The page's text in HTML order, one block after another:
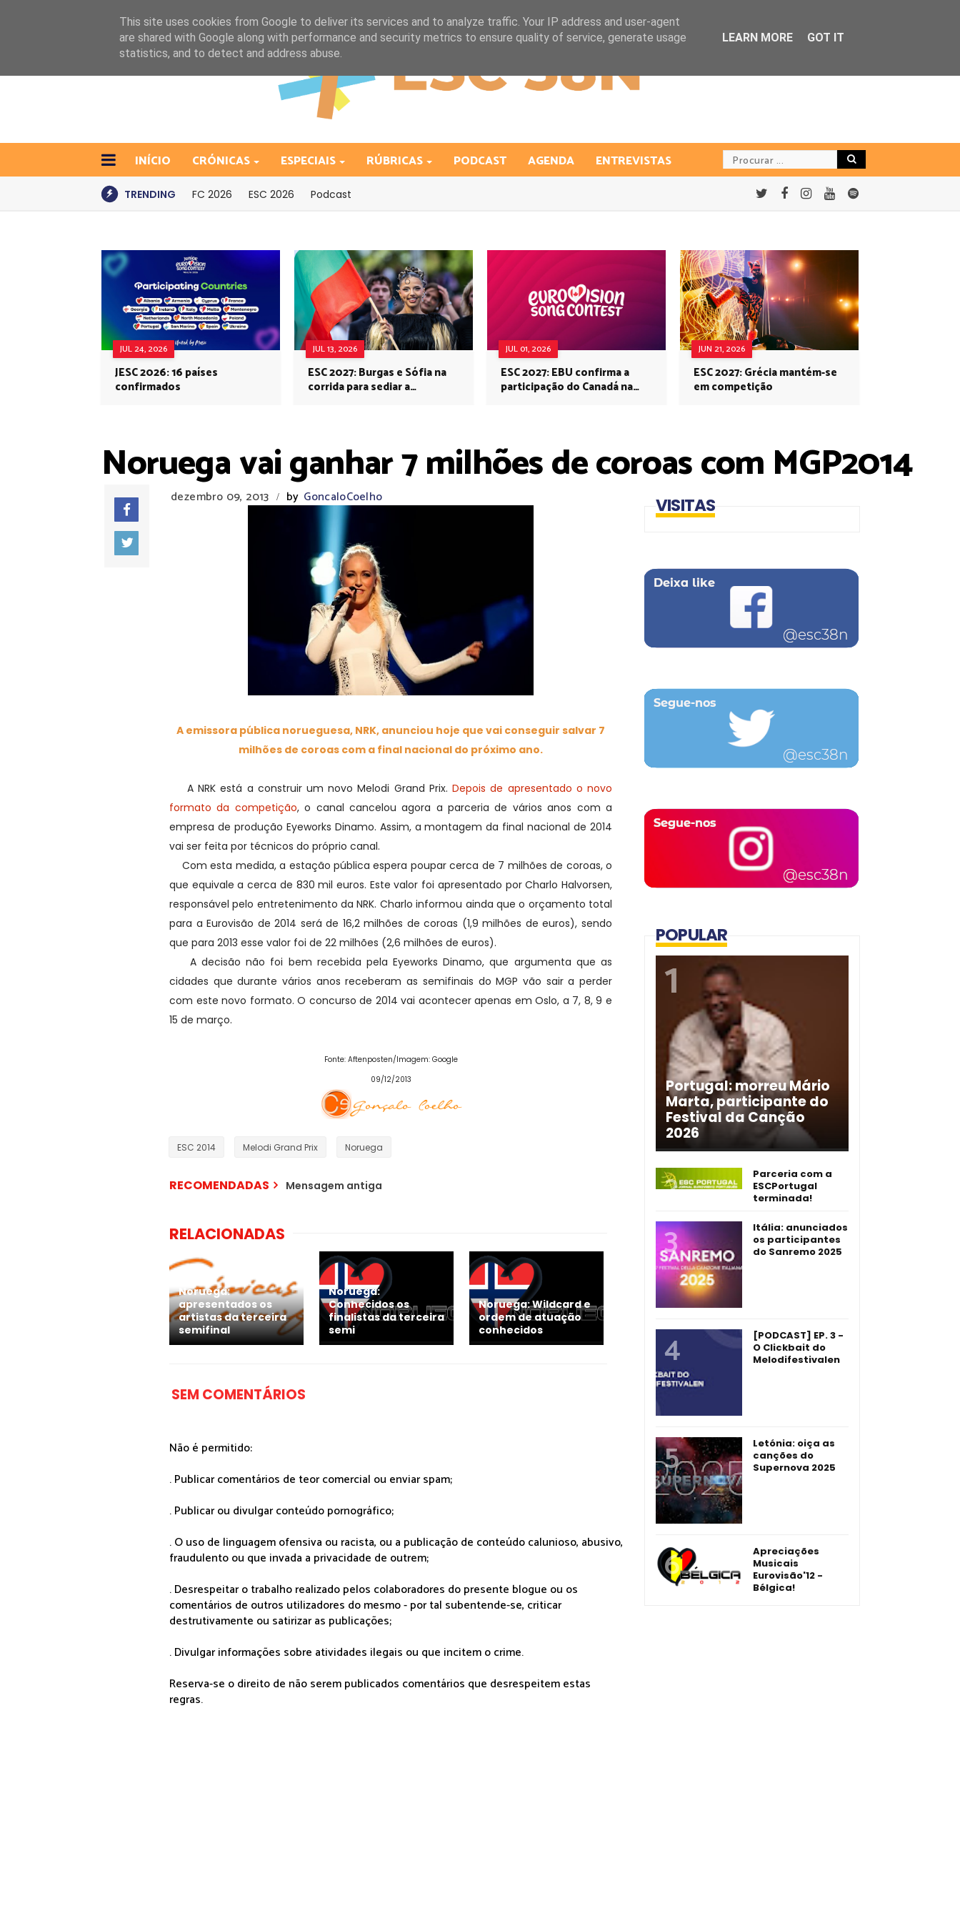
INÍCIO CRÓNICAS ESPECIAIS RÚBRICAS PODCAST AGENDA ENTREVISTAS
TRENDING FC 2026 ESC 2026 Podcast
JUL 24, 2026
JESC 2026: 16 países
confirmados
JUL 13, 2026
ESC 2027: Burgas e Sófia na
corrida para sediar a
JUL 01, 2026
ESC 2027: EBU confirma a
participação do Canadá na
JUN 21, 2026
ESC 2027: Grécia mantém-se
em competição
Noruega vai ganhar 7 milhões de coroas com MGP2014
dezembro 09, 2013 / by GoncaloCoelho
A emissora pública norueguesa, NRK, anunciou hoje que vai conseguir salvar 7
milhões de coroas com a final nacional do próximo ano.
A NRK está a construir um novo Melodi Grand Prix.Depois de apresentado o novo
formato da competição, o canal cancelou agora a parceria de vários anos com a
empresa de produção Eyeworks Dinamo. Assim, a montagem da final nacional de 2014
vai ser feita por técnicos do próprio canal.
Com esta medida, a estação pública espera poupar cerca de 7 milhões de coroas, o
que equivale a cerca de 830 mil euros. Este valor foi apresentado por Charlo Halvorsen,
responsável pelo entretenimento da NRK. Charlo informou ainda que o orçamento total
para a Eurovisão de 2014 será de 16,2 milhões de coroas (1,9 milhões de euros), sendo
que para 2013 esse valor foi de 22 milhões (2,6 milhões de euros).
A decisão não foi bem recebida pela Eyeworks Dinamo, que argumenta que as
cidades que durante vários anos receberam as semifinais do MGP vão sair a perder
com este novo formato. O concurso de 2014 vai acontecer apenas em Oslo, a 7, 8, 9 e
15 de março.
Fonte: Aftenposten/Imagem: Google
09/12/2013
ESC 2014 Melodi Grand Prix Noruega
RECOMENDADAS Mensagem antiga
RELACIONADAS
Noruega:
apresentados os
artistas da terceira
semifinal
Noruega:
Conhecidos os
finalistas da terceira
semi
Noruega: Wildcard e
ordem de atuação
conhecidos
SEM COMENTÁRIOS
Não é permitido:
. Publicar comentários de teor comercial ou enviar spam;
. Publicar ou divulgar conteúdo pornográfico;
. O uso de linguagem ofensiva ou racista, ou a publicação de conteúdo calunioso, abusivo,
fraudulento ou que invada a privacidade de outrem;
. Desrespeitar o trabalho realizado pelos colaboradores do presente blogue ou os
comentários de outros utilizadores do mesmo - por tal subentende-se, criticar
destrutivamente ou satirizar as publicações;
. Divulgar informações sobre atividades ilegais ou que incitem o crime.
Reserva-se o direito de não serem publicados comentários que desrespeitem estas
regras.
VISITAS
POPULAR
Portugal: morreu Mário
Marta, participante do
Festival da Canção
2026
Parceria com a
ESCPortugal
terminada!
Itália: anunciados
os participantes
do Sanremo 2025
[PODCAST] EP. 3 -
O Clickbait do
Melodifestivalen
Letónia: oiça as
canções do
Supernova 2025
Apreciações
Musicais
Eurovisão'12 -
Bélgica!
This site uses cookies from Google to deliver its services and to analyze traffic. Your IP address and user-agent
are shared with Google along with performance and security metrics to ensure quality of service, generate usage
statistics, and to detect and address abuse.
LEARN MORE GOT IT